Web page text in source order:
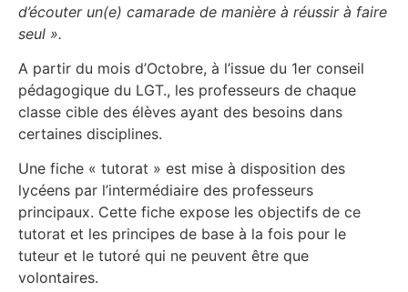
d’écouter un(e) camarade de manière à réussir à faire
seul ».
A partir du mois d’Octobre, à l’issue du 1er conseil
pédagogique du LGT., les professeurs de chaque
classe cible des élèves ayant des besoins dans
certaines disciplines.
Une fiche « tutorat » est mise à disposition des
lycéens par l’intermédiaire des professeurs
principaux. Cette fiche expose les objectifs de ce
tutorat et les principes de base à la fois pour le
tuteur et le tutoré qui ne peuvent être que
volontaires.